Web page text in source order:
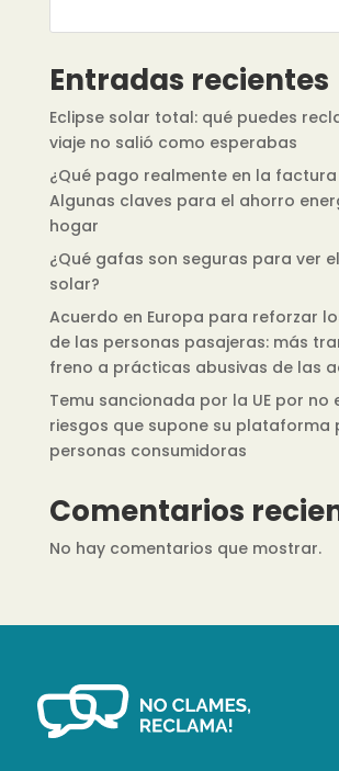
Entradas recientes
Eclipse solar total: qué puedes
viaje no salió como esperabas
¿Qué pago realmente en la factura
Algunas claves para el ahorro
hogar
¿Qué gafas son seguras para ver
solar?
Acuerdo en Europa para reforzar
de las personas pasajeras: más
freno a prácticas abusivas de las
Temu sancionada por la UE por no
riesgos que supone su plataforma
personas consumidoras
Comentarios
No hay comentarios que mostrar.